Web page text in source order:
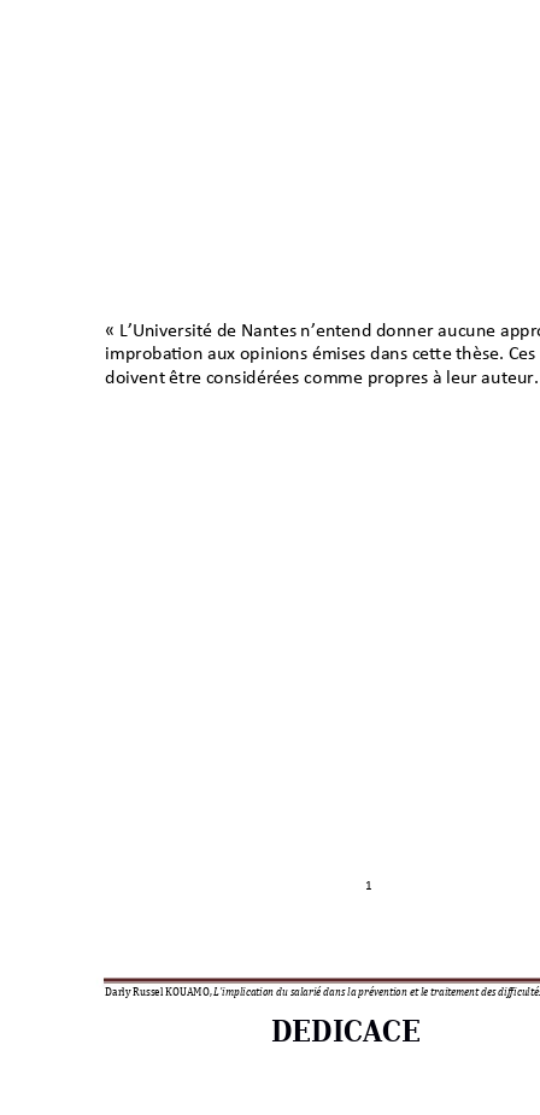
1
« L’Université de Nantes n’entend donner aucune
improbation aux opinions émises dans cette thèse.
doivent être considérées comme propres à leur
Darly Russel KOUAMO, L’implication du salarié dans la prévention et le traitement des
DEDICACE